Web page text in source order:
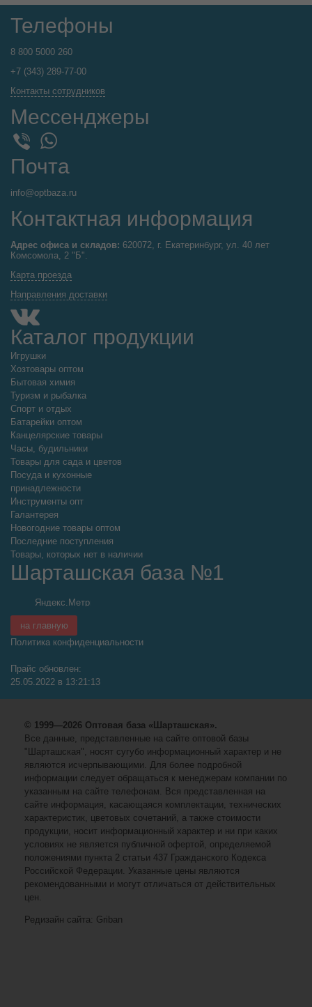
Телефоны
8 800 5000 260
+7 (343) 289-77-00
Контакты сотрудников
Мессенджеры
WhatsApp
Почта
info@optbaza.ru
Контактная информация
Адрес офиса и складов: 620072, г. Екатеринбург, ул. 40 лет
Комсомола, 2 "Б".
Карта проезда
Направления доставки
Каталог продукции
Игрушки
Хозтовары оптом
Бытовая химия
Туризм и рыбалка
Спорт и отдых
Батарейки оптом
Канцелярские товары
Часы, будильники
Товары для сада и цветов
Посуда и кухонные
принадлежности
Инструменты опт
Галантерея
Новогодние товары оптом
Последние поступления
Товары, которых нет в наличии
Шарташская база №1
на главную
Политика конфиденциальности
Прайс обновлен:
25.05.2022 в 13:21:13
© 1999—2026 Оптовая база «Шарташская».
Все данные, представленные на сайте оптовой базы
"Шарташская", носят сугубо информационный характер и не
являются исчерпывающими. Для более подробной
информации следует обращаться к менеджерам компании по
указанным на сайте телефонам. Вся представленная на
сайте информация, касающаяся комплектации, технических
характеристик, цветовых сочетаний, а также стоимости
продукции, носит информационный характер и ни при каких
условиях не является публичной офертой, определяемой
положениями пункта 2 статьи 437 Гражданского Кодекса
Российской Федерации. Указанные цены являются
рекомендованными и могут отличаться от действительных
цен.
Редизайн сайта: Griban